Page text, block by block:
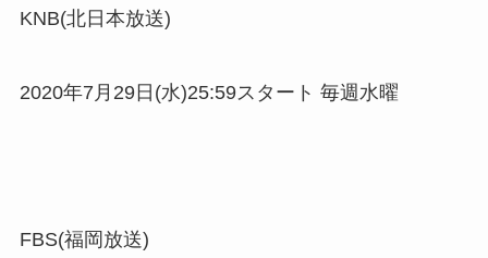
KNB(北日本放送)
2020年7月29日(水)25:59スタート 毎週水曜
FBS(福岡放送)